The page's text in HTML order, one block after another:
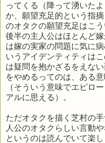
ってくる（降って湧いた
か、願望充足的という指
のオタクの願望充足はこ
後半の主人公はほとんど
は嫁の実家の問題に気に
いうアイデンティティは
は疑問を抱かざるをえな
をやめるってのは、ある
（そういう意味でエピロ
アルに思える）。
ただオタクを描く芝村の
人公のオタクらしい言動
というのは読んでいて楽